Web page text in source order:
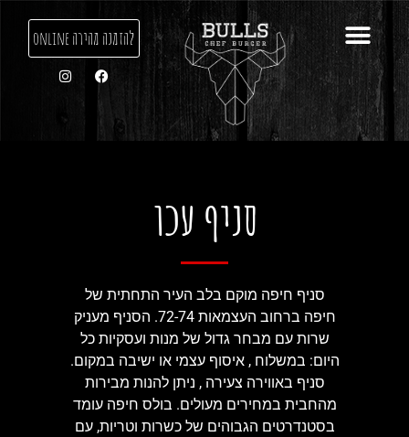
להזמנה מהירה online
סניף עכו
סניף חיפה מוקם בלב העיר התחתית של
חיפה ברחוב העצמאות 72-74. הסניף מעניק
שרות עם מבחר גדול של מנות ועסקיות כל
היום: במשלוח , איסוף עצמי או ישיבה במקום.
סניף באווירה צעירה , ניתן להנות מבירות
מהחבית במחירים מעולים. בולס חיפה עומד
בסטנדרטים הגבוהים של כשרות וטריות, עם